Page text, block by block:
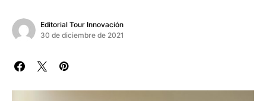
Editorial Tour Innovación
30 de diciembre de 2021